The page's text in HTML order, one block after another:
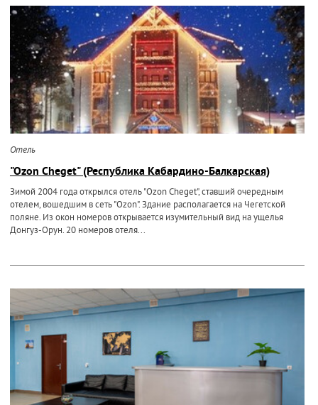
Отель
"Ozon Cheget" (Республика Кабардино-Балкарская)
Зимой 2004 года открылся отель "Ozon Cheget", ставший очередным
отелем, вошедшим в сеть "Ozon". Здание располагается на Чегетской
поляне. Из окон номеров открывается изумительный вид на ущелья
Донгуз-Орун. 20 номеров отеля...